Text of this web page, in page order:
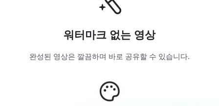
워터마크 없는 영상
완성된 영상은 깔끔하며 바로 공유할 수 있습니다.